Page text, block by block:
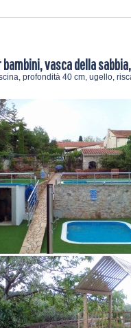
bambini, vasca della
profondità 40 cm, ugello,